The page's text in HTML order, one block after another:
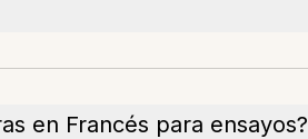
en Francés para ensayos?